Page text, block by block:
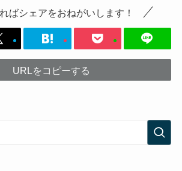
ばシェアをおねがいします！
URLをコピーする